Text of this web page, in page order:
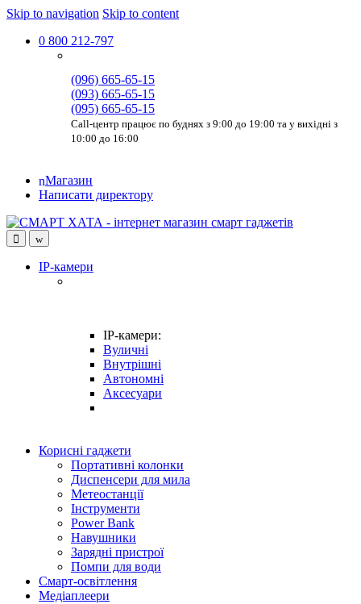
Skip to navigation Skip to content
0 800 212-797
(096) 665-65-15
(093) 665-65-15
(095) 665-65-15
Call-центр працює по буднях з 9:00 до 19:00 та у вихідні з
10:00 до 16:00
Магазин
Написати директору
IP-камери
IP-камери:
Вуличні
Внутрішні
Автономні
Аксесуари
Корисні гаджети
Портативні колонки
Диспенсери для мила
Метеостанції
Інструменти
Power Bank
Навушники
Зарядні пристрої
Помпи для води
Смарт-освітлення
Медіаплеери